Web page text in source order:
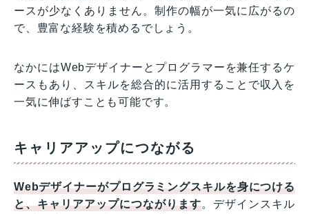
ースが少なくありません。制作の幅が一気に広がるの
で、豊富な経験を積めるでしょう。
なかにはWebデザイナーとプログラマーを兼任するケ
ースもあり、スキルを総合的に活用することで収入を
一気に伸ばすことも可能です。
キャリアアップにつながる
Webデザイナーがプログラミングスキルを身につける
と、キャリアアップにつながります。デザインスキル